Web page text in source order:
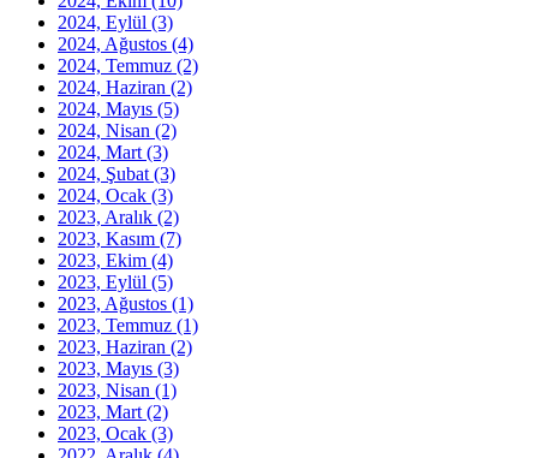
2024, Eylül (3)
2024, Ağustos (4)
2024, Temmuz (2)
2024, Haziran (2)
2024, Mayıs (5)
2024, Nisan (2)
2024, Mart (3)
2024, Şubat (3)
2024, Ocak (3)
2023, Aralık (2)
2023, Kasım (7)
2023, Ekim (4)
2023, Eylül (5)
2023, Ağustos (1)
2023, Temmuz (1)
2023, Haziran (2)
2023, Mayıs (3)
2023, Nisan (1)
2023, Mart (2)
2023, Ocak (3)